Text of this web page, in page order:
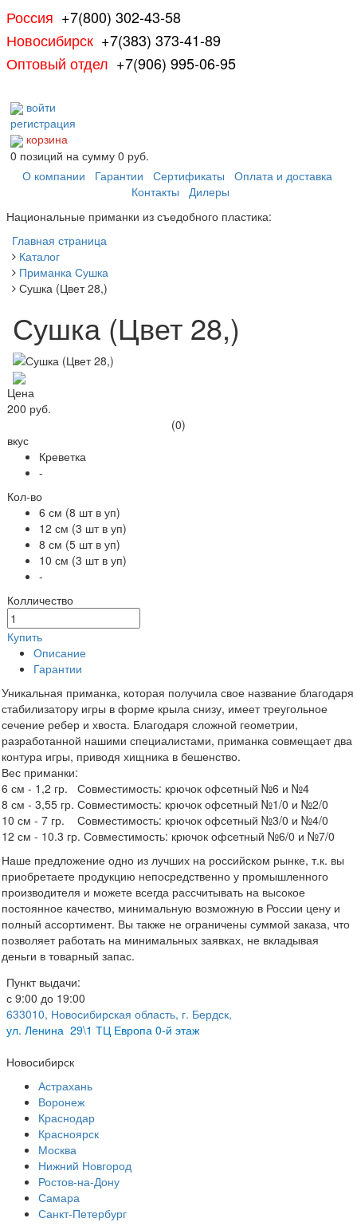
Россия +7(800) 302-43-58
Новосибирск +7(383) 373-41-89
Оптовый отдел +7(906) 995-06-95
войти
регистрация
корзина
0 позиций на сумму 0 руб.
О компании
Гарантии Сертификаты
Оплата и доставка
Контакты
Дилеры
Национальные приманки из съедобного пластика:
Главная страница
Каталог
Приманка Сушка
Сушка (Цвет 28,)
Сушка (Цвет 28,)
Цена
200 руб.
(0)
вкус
Креветка
-
Кол-во
6 см (8 шт в уп)
12 см (3 шт в уп)
8 см (5 шт в уп)
10 см (3 шт в уп)
-
Колличество
Купить
Описание
Гарантии
Уникальная приманка, которая получила свое название благодаря
стабилизатору игры в форме крыла снизу, имеет треугольное
сечение ребер и хвоста. Благодаря сложной геометрии,
разработанной нашими специалистами, приманка совмещает два
контура игры, приводя хищника в бешенство.
Вес приманки:
6 см - 1,2 гр. Совместимость: крючок офсетный №6 и №4
8 см - 3,55 гр. Совместимость: крючок офсетный №1/0 и №2/0
10 см - 7 гр. Совместимость: крючок офсетный №3/0 и №4/0
12 см - 10.3 гр. Совместимость: крючок офсетный №6/0 и №7/0
Наше предложение одно из лучших на российском рынке, т.к. вы
приобретаете продукцию непосредственно у промышленного
производителя и можете всегда рассчитывать на высокое
постоянное качество, минимальную возможную в России цену и
полный ассортимент. Вы также не ограничены суммой заказа, что
позволяет работать на минимальных заявках, не вкладывая
деньги в товарный запас.
Пункт выдачи:
с 9:00 до 19:00
633010, Новосибирская область, г. Бердск,
ул. Ленина 29\1 ТЦ Европа 0-й этаж
Новосибирск
Астрахань
Воронеж
Краснодар
Красноярск
Москва
Нижний Новгород
Ростов-на-Дону
Самара
Санкт-Петербург